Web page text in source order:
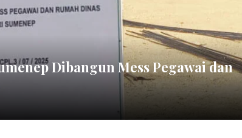
Dibangun Mess Pegawai dan